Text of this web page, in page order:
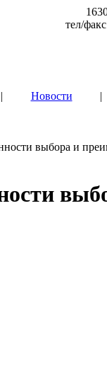
тел/
| Новости |
выбора и